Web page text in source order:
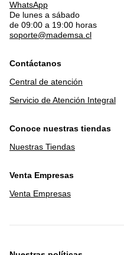
WhatsApp
De lunes a sábado
de 09:00 a 19:00 horas
soporte@mademsa.cl
Contáctanos
Central de atención
Servicio de Atención Integral
Conoce nuestras tiendas
Nuestras Tiendas
Venta Empresas
Venta Empresas